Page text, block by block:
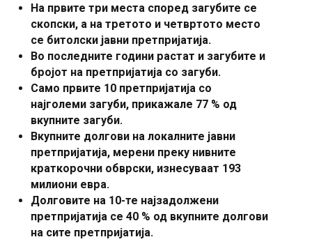
На првите три места според загубите се
скопски, а на третото и четвртото место
се битолски јавни претпријатија.
Во последните години растат и загубите и
бројот на претпријатија со загуби.
Само првите 10 претпријатија со
најголеми загуби, прикажале 77 % од
вкупните загуби.
Вкупните долгови на локалните јавни
претпријатија, мерени преку нивните
краткорочни обврски, изнесуваат 193
милиони евра.
Долговите на 10-те најзадолжени
претпријатија се 40 % од вкупните долгови
на сите претпријатија.